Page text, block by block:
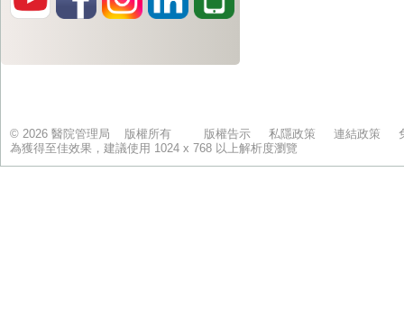
© 2026 醫院管理局 版權所有 版權告示 私隱政策 連結政策
為獲得至佳效果，建議使用 1024 x 768 以上解析度瀏覽